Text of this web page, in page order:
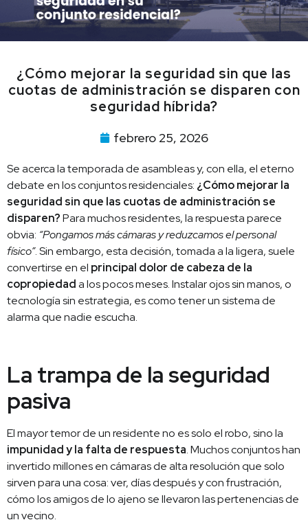
¿Cómo mejorar la seguridad sin que las
cuotas de administración se disparen con
seguridad híbrida?
febrero 25, 2026
Se acerca la temporada de asambleas y, con ella, el eterno
debate en los conjuntos residenciales: ¿Cómo mejorar la
seguridad sin que las cuotas de administración se
disparen?Para muchos residentes, la respuesta parece
obvia: “Pongamos más cámaras y reduzcamos el personal
físico”. Sin embargo, esta decisión, tomada a la ligera, suele
convertirse en el principal dolor de cabeza de la
copropiedada los pocos meses. Instalar ojos sin manos, o
tecnología sin estrategia, es como tener un sistema de
alarma que nadie escucha.
La trampa de la seguridad
pasiva
El mayor temor de un residente no es solo el robo, sino la
impunidad y la falta de respuesta. Muchos conjuntos han
invertido millones en cámaras de alta resolución que solo
sirven para una cosa: ver, días después y con frustración,
cómo los amigos de lo ajeno se llevaron las pertenencias de
un vecino.